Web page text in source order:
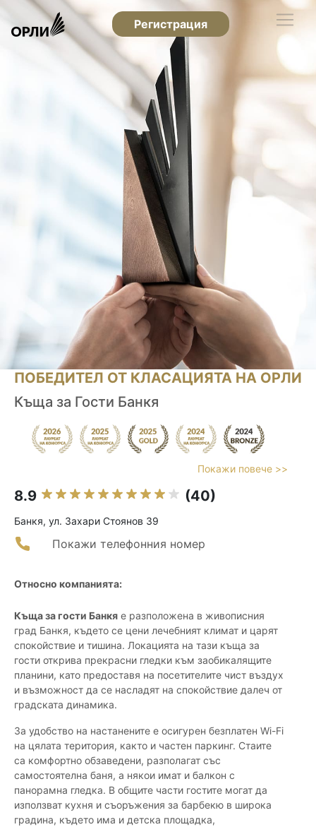
Регистрация
ПОБЕДИТЕЛ ОТ КЛАСАЦИЯТА НА ОРЛИ
Къща за Гости Банкя
Покажи повече >>
8.9 (40)
Банкя, ул. Захари Стоянов 39
Покажи телефонния номер
Относно компанията:
Къща за гости Банкя е разположена в живописния
град Банкя, където се цени лечебният климат и царят
спокойствие и тишина. Локацията на тази къща за
гости открива прекрасни гледки към заобикалящите
планини, като предоставя на посетителите чист въздух
и възможност да се насладят на спокойствие далеч от
градската динамика.
За удобство на настанените е осигурен безплатен Wi-Fi
на цялата територия, както и частен паркинг. Стаите
са комфортно обзаведени, разполагат със
самостоятелна баня, а някои имат и балкон с
панорамна гледка. В общите части гостите могат да
използват кухня и съоръжения за барбекю в широка
градина, където има и детска площадка,